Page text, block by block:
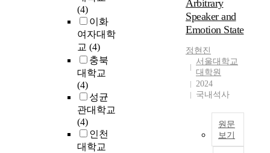
(4)
이화
여자대학
교 (4)
충북
대학교
(4)
성균
관대학교
(4)
인천
대학교
Arbitrary
Speaker and
Emotion State
정현진
서울대학교
대학원
2024
국내석사
원문
보기